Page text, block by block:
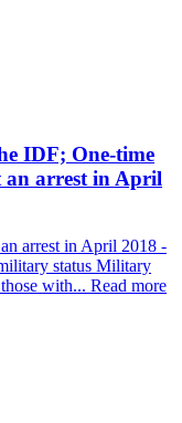
IDF; One-time
arrest in April
arrest in April 2018 -
status Military
with... Read more